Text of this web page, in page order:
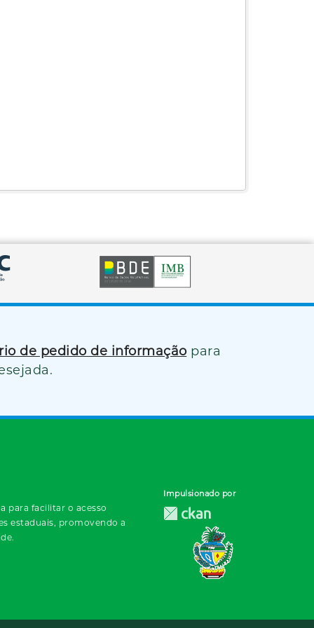
de pedido de informação para
para facilitar o acesso
estaduais, promovendo a
Impulsionado por